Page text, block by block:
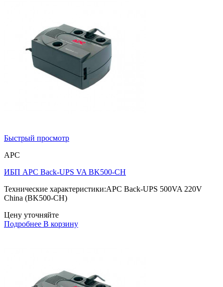
Быстрый просмотр
APC
ИБП APC Back-UPS VA BK500-CH
Технические характеристики:APC Back-UPS 500VA 220V
China (BK500-CH)
Цену уточняйте
Подробнее В корзину